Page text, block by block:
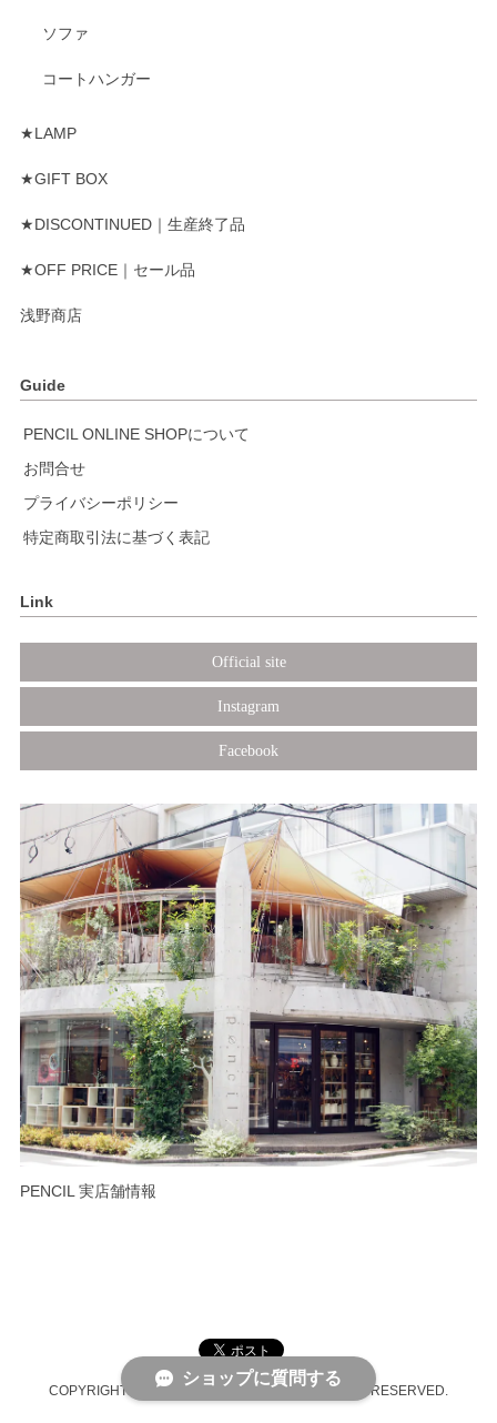
ソファ
コートハンガー
★LAMP
★GIFT BOX
★DISCONTINUED｜生産終了品
★OFF PRICE｜セール品
浅野商店
Guide
PENCIL ONLINE SHOPについて
お問合せ
プライバシーポリシー
特定商取引法に基づく表記
Link
Official site
Instagram
Facebook
PENCIL 実店舗情報
COPYRIGHT © PENCIL ONLINE SHOP ALL RIGHTS RESERVED.
ショップに質問する